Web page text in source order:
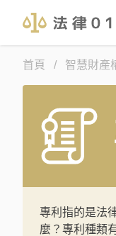
首頁 / 智慧財產
專利指的是法
麼？專利種類